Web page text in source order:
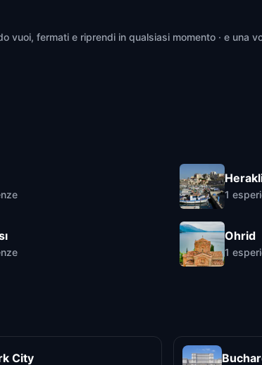
vuoi, fermati e riprendi in qualsiasi momento · e una
1
Ohrid
1
City